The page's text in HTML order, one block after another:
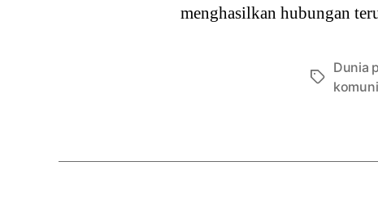
menghasilkan hubungan
Tags
Dunia